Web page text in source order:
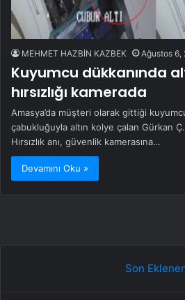
MEHMET HAZBİN KAZBEK Ağustos 6,
Kuyumcu dükkanında
hırsızlığı kamerada
Amasya’da müşteri olarak gittiği
çabukluğuyla altın kolye çalan Gürkan Ç.
Hırsızlık anı, güvenlik kamerasına…
Devamını Oku »
Son